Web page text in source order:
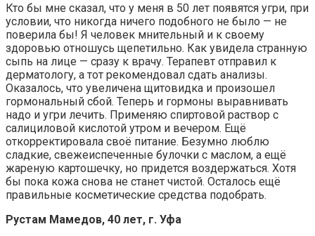
Кто бы мне сказал, что у меня в 50 лет появятся угри, при
условии, что никогда ничего подобного не было — не
поверила бы! Я человек мнительный и к своему
здоровью отношусь щепетильно. Как увидела странную
сыпь на лице — сразу к врачу. Терапевт отправил к
дерматологу, а тот рекомендовал сдать анализы.
Оказалось, что увеличена щитовидка и произошел
гормональный сбой. Теперь и гормоны выравнивать
надо и угри лечить. Применяю спиртовой раствор с
салициловой кислотой утром и вечером. Ещё
откорректировала своё питание. Безумно люблю
сладкие, свежеиспеченные булочки с маслом, а ещё
жареную картошечку, но придется воздержаться. Хотя
бы пока кожа снова не станет чистой. Осталось ещё
правильные косметические средства подобрать.
Рустам Мамедов, 40 лет, г. Уфа